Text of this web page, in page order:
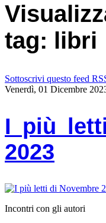
tag: libri
Sottoscrivi questo feed
Venerdì, 01 Dicembre
I più
2023
Incontri con gli autori